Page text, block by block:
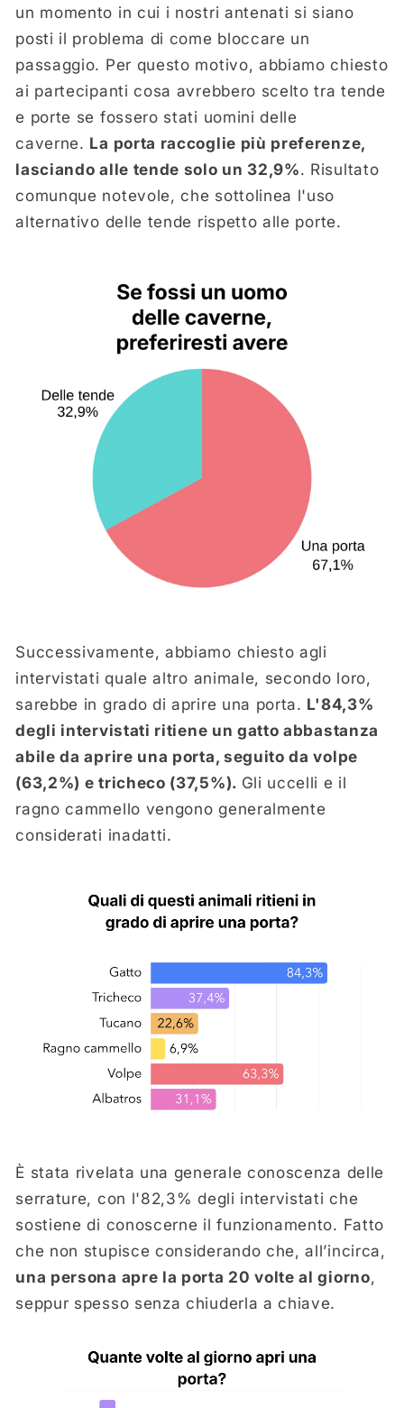
un momento in cui i nostri antenati si siano
posti il problema di come bloccare un
passaggio. Per questo motivo, abbiamo chiesto
ai partecipanti cosa avrebbero scelto tra tende
e porte se fossero stati uomini delle
caverne. La porta raccoglie più preferenze,
lasciando alle tende solo un 32,9%. Risultato
comunque notevole, che sottolinea l'uso
alternativo delle tende rispetto alle porte.
Successivamente, abbiamo chiesto agli
intervistati quale altro animale, secondo loro,
sarebbe in grado di aprire una porta. L'84,3%
degli intervistati ritiene un gatto abbastanza
abile da aprire una porta, seguito da volpe
(63,2%) e tricheco (37,5%). Gli uccelli e il
ragno cammello vengono generalmente
considerati inadatti.
È stata rivelata una generale conoscenza delle
serrature, con l'82,3% degli intervistati che
sostiene di conoscerne il funzionamento. Fatto
che non stupisce considerando che, all’incirca,
una persona apre la porta 20 volte al giorno,
seppur spesso senza chiuderla a chiave.